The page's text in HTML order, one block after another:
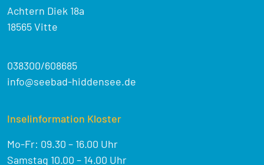
Achtern Diek 18a
18565 Vitte
038300/608685
info@seebad-hiddensee.de
Inselinformation Kloster
Mo-Fr: 09.30 – 16.00 Uhr
Samstag 10.00 – 14.00 Uhr